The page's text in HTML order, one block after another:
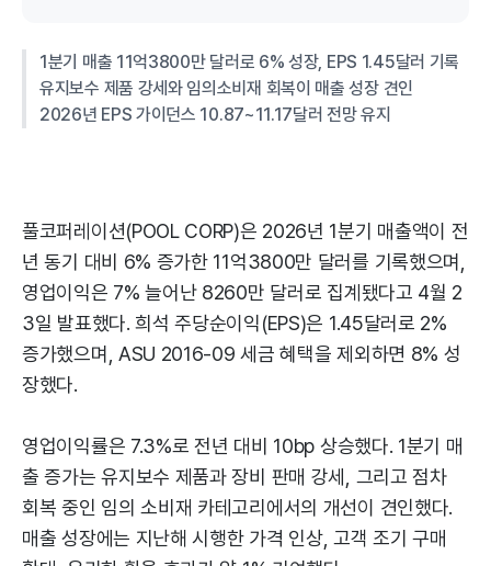
1분기 매출 11억3800만 달러로 6% 성장, EPS 1.45달러 기록
유지보수 제품 강세와 임의소비재 회복이 매출 성장 견인
2026년 EPS 가이던스 10.87~11.17달러 전망 유지
풀코퍼레이션(POOL CORP)은 2026년 1분기 매출액이 전
년 동기 대비 6% 증가한 11억3800만 달러를 기록했으며,
영업이익은 7% 늘어난 8260만 달러로 집계됐다고 4월 2
3일 발표했다. 희석 주당순이익(EPS)은 1.45달러로 2%
증가했으며, ASU 2016-09 세금 혜택을 제외하면 8% 성
장했다.
영업이익률은 7.3%로 전년 대비 10bp 상승했다. 1분기 매
출 증가는 유지보수 제품과 장비 판매 강세, 그리고 점차
회복 중인 임의 소비재 카테고리에서의 개선이 견인했다.
매출 성장에는 지난해 시행한 가격 인상, 고객 조기 구매